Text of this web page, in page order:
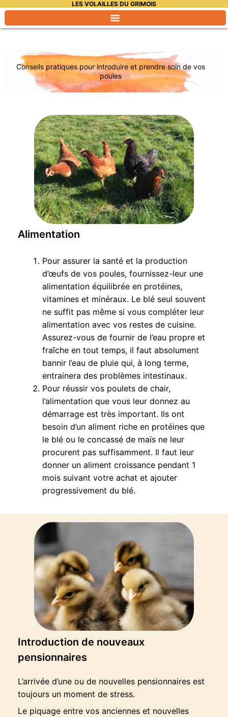
Aller
au
LES VOLAILLES DU GRIMOIS
Conseils pratiques pour introduire et prendre soin de vos
poules
Alimentation
Pour assurer la santé et la production
d’œufs de vos poules, fournissez-leur une
alimentation équilibrée en protéines,
vitamines et minéraux. Le blé seul souvent
ne suffit pas même si vous compléter leur
alimentation avec vos restes de cuisine.
Assurez-vous de fournir de l’eau propre et
fraîche en tout temps, il faut absolument
bannir l’eau de pluie qui, à long terme,
entrainera des problèmes intestinaux.
Pour réussir vos poulets de chair,
l’alimentation que vous leur donnez au
démarrage est très important. Ils ont
besoin d’un aliment riche en protéines que
le blé ou le concassé de maïs ne leur
procurent pas suffisamment. Il faut leur
donner un aliment croissance pendant 1
mois suivant votre achat et ajouter
progressivement du blé.
Introduction de nouveaux
pensionnaires
L’arrivée d’une ou de nouvelles pensionnaires est
toujours un moment de stress.
Le piquage entre vos anciennes et nouvelles